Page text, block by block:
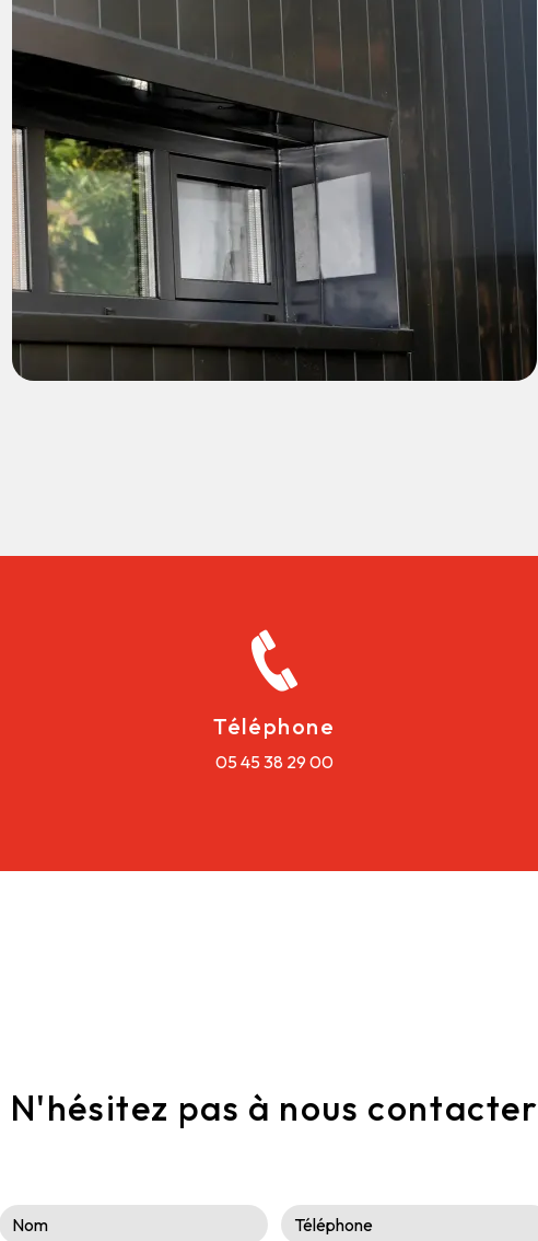
Téléphone
05 45 38 29 00
N'hésitez pas à nous contacter